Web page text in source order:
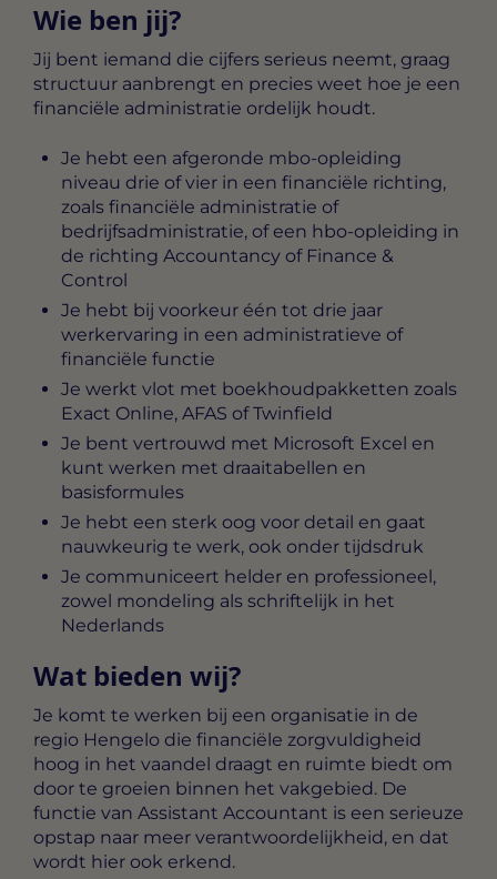
Wie ben jij?
Jij bent iemand die cijfers serieus neemt, graag
structuur aanbrengt en precies weet hoe je een
financiële administratie ordelijk houdt.
Je hebt een afgeronde mbo-opleiding
niveau drie of vier in een financiële richting,
zoals financiële administratie of
bedrijfsadministratie, of een hbo-opleiding in
de richting Accountancy of Finance &
Control
Je hebt bij voorkeur één tot drie jaar
werkervaring in een administratieve of
financiële functie
Je werkt vlot met boekhoudpakketten zoals
Exact Online, AFAS of Twinfield
Je bent vertrouwd met Microsoft Excel en
kunt werken met draaitabellen en
basisformules
Je hebt een sterk oog voor detail en gaat
nauwkeurig te werk, ook onder tijdsdruk
Je communiceert helder en professioneel,
zowel mondeling als schriftelijk in het
Nederlands
Wat bieden wij?
Je komt te werken bij een organisatie in de
regio Hengelo die financiële zorgvuldigheid
hoog in het vaandel draagt en ruimte biedt om
door te groeien binnen het vakgebied. De
functie van Assistant Accountant is een serieuze
opstap naar meer verantwoordelijkheid, en dat
wordt hier ook erkend.